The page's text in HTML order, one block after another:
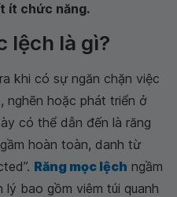
ít chức năng.
lệch là gì?
khi có sự ngăn chặn việc
nghẽn hoặc phát triển ở
có thể dẫn đến là răng
hoàn toàn, danh từ
Răng mọc lệch ngầm
bao gồm viêm túi quanh